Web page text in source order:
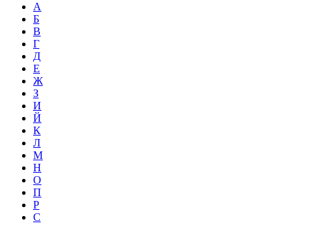
А
Б
В
Г
Д
Е
Ж
З
И
Й
К
Л
М
Н
О
П
Р
С